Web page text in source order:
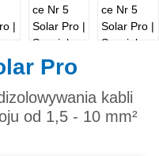
Pro
kabli
od 1,5 - 10 mm²